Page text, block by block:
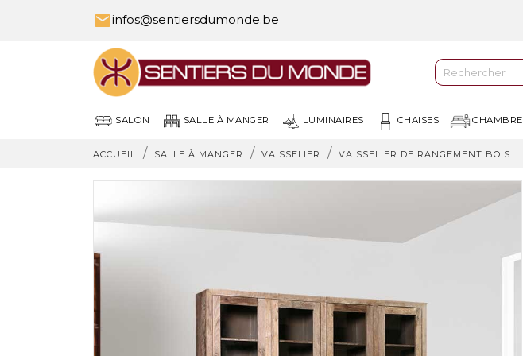
infos@sentiersdumonde.be
SALON SALLE À MANGER LUMINAIRES CHAISES CHAMBRE
ACCUEIL SALLE À MANGER VAISSELIER VAISSELIER DE RANGEMENT BOIS